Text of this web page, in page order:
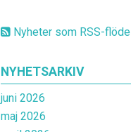
Nyheter som RSS-flöde
NYHETSARKIV
juni 2026
maj 2026